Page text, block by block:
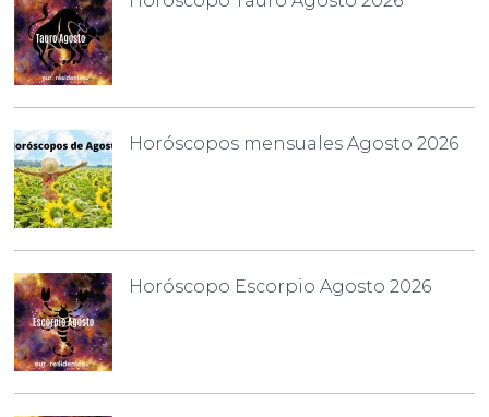
Horóscopos mensuales Agosto 2026
Horóscopo Escorpio Agosto 2026